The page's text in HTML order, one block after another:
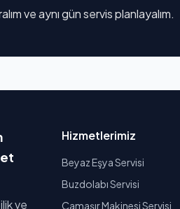
ve aynı gün servis planlayalım.
ve
Hizmetlerimiz
Beyaz Eşya Servisi
Buzdolabı Servisi
Çamaşır Makinesi Servisi